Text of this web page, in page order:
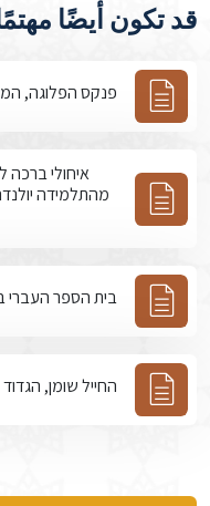
قد تكون أيضًا
פנקס הפלוגה, המדבר
איחולי
מהתלמידה
בית הספר העברי
החייל שומן,